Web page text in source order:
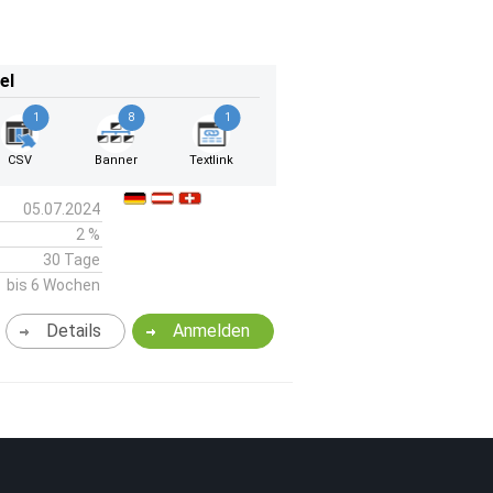
1
CSV
8
Banner
1
Textlink
05.07.2024
2 %
30 Tage
bis 6 Wochen
Anmelden
Details